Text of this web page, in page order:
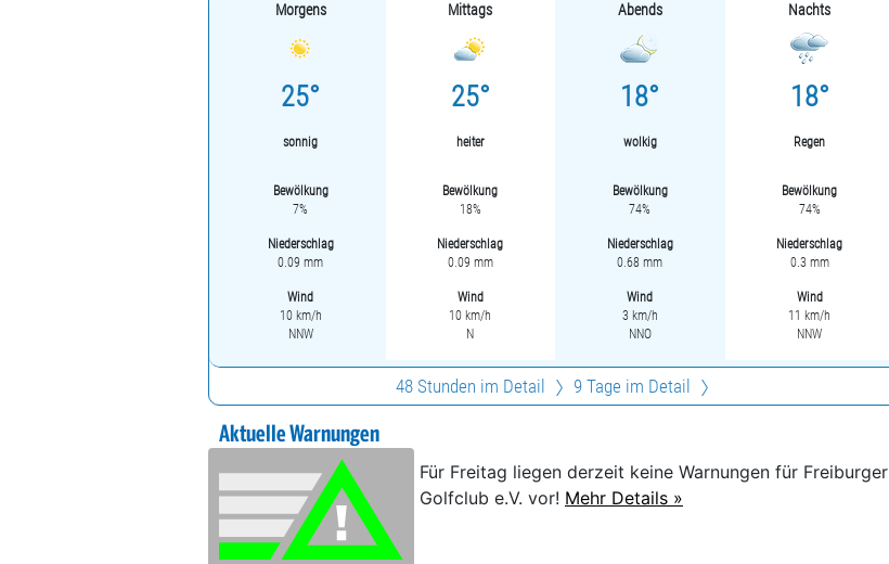
Morgens
25°
sonnig
Bewölkung
7%
Niederschlag
0.09 mm
Wind
10 km/h
NNW
Mittags
25°
heiter
Bewölkung
18%
Niederschlag
0.09 mm
Wind
10 km/h
N
Abends
18°
wolkig
Bewölkung
74%
Niederschlag
0.68 mm
Wind
3 km/h
NNO
Nachts
18°
Regen
Bewölkung
74%
Niederschlag
0.3 mm
Wind
11 km/h
NNW
48 Stunden im Detail 9 Tage im Detail
Aktuelle Warnungen
Für Freitag liegen derzeit keine Warnungen für Freiburger
Golfclub e.V. vor! Mehr Details »